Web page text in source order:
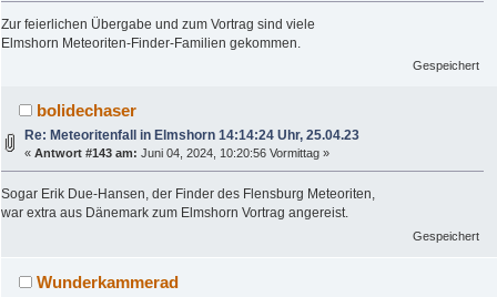
Zur feierlichen Übergabe und zum Vortrag sind viele
Elmshorn Meteoriten-Finder-Familien gekommen.
Gespeichert
bolidechaser
Re: Meteoritenfall in Elmshorn 14:14:24 Uhr, 25.04.23
«Antwort #143 am: Juni 04, 2024, 10:20:56 Vormittag »
Sogar Erik Due-Hansen, der Finder des Flensburg Meteoriten,
war extra aus Dänemark zum Elmshorn Vortrag angereist.
Gespeichert
Wunderkammerad